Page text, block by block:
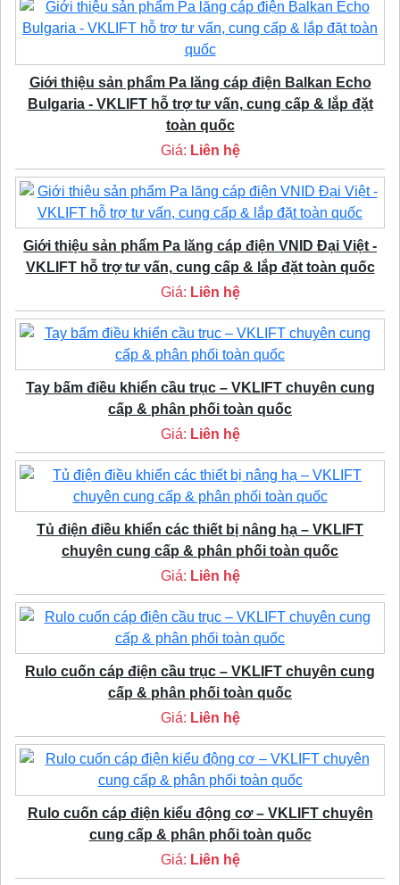
Giới thiệu sản phẩm Pa lăng cáp điện Balkan Echo
Bulgaria - VKLIFT hỗ trợ tư vấn, cung cấp & lắp đặt
toàn quốc
Giá: Liên hệ
Giới thiệu sản phẩm Pa lăng cáp điện VNID Đại Việt -
VKLIFT hỗ trợ tư vấn, cung cấp & lắp đặt toàn quốc
Giá: Liên hệ
Tay bấm điều khiển cầu trục – VKLIFT chuyên cung
cấp & phân phối toàn quốc
Giá: Liên hệ
Tủ điện điều khiển các thiết bị nâng hạ – VKLIFT
chuyên cung cấp & phân phối toàn quốc
Giá: Liên hệ
Rulo cuốn cáp điện cầu trục – VKLIFT chuyên cung
cấp & phân phối toàn quốc
Giá: Liên hệ
Rulo cuốn cáp điện kiểu động cơ – VKLIFT chuyên
cung cấp & phân phối toàn quốc
Giá: Liên hệ